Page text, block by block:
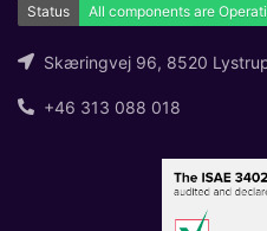
Skæringvej 96, 8520
+46 313 088 018